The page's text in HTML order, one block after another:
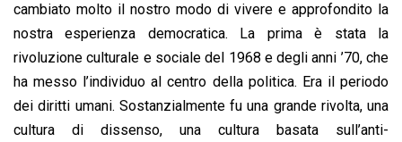
cambiato molto il nostro modo di vivere e approfondito la
nostra esperienza democratica. La prima è stata la
rivoluzione culturale e sociale del 1968 e degli anni ’70, che
ha messo l’individuo al centro della politica. Era il periodo
dei diritti umani. Sostanzialmente fu una grande rivolta, una
cultura di dissenso, una cultura basata sull’anti-